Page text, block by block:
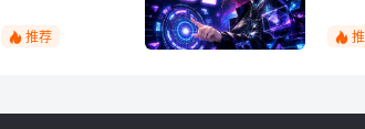
Vibe Coding的
推荐
AI化